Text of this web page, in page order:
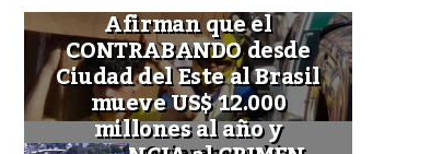
Afirman que el
CONTRABANDO desde
Ciudad del Este al Brasil
mueve US$ 12.000
millones al año y